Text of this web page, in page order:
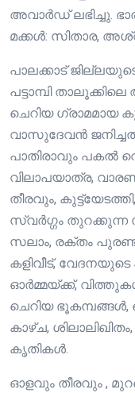
അവാർഡ് ലഭിച്ചു.
മക്കൾ: സിതാര,
പാലക്കാട്
പട്ടാമ്പി
ചെറിയ ഗ്രാമമായ
വാസുദേവൻ
പാതിരാവും പകൽ
വിലാപയാത്ര,
തീരവും,
സ്വർഗ്ഗം
സലാം, രക്തം
കളിവീട്‌,
ഓർമ്മയ്ക്ക്,
ചെറിയ ഭൂകമ്പങ്ങൾ,
കാഴ്ച,
കൃതികൾ.
ഓളവും തീരവും ,